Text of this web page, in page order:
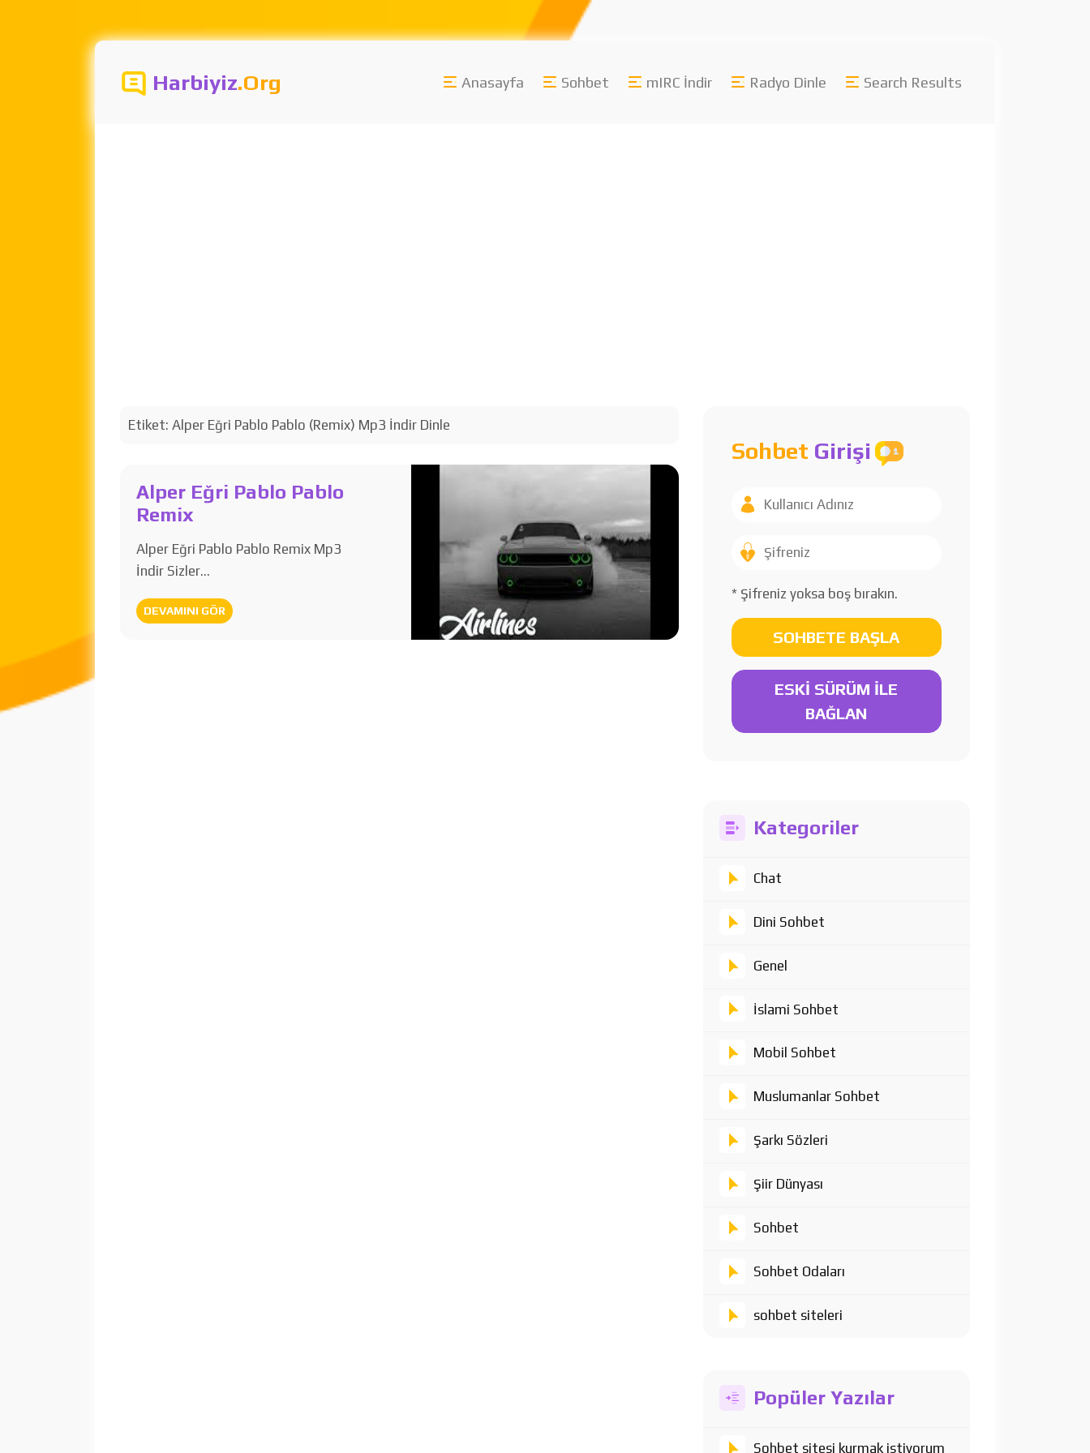
Harbiyiz.Org Anasayfa Sohbet mIRC İndir Radyo Dinle Search Results
Sohbet Girişi
* Şifreniz yoksa boş bırakın.
SOHBETE BAŞLA
ESKİ SÜRÜM İLE
BAĞLAN
Kategoriler
Chat
Dini Sohbet
Genel
İslami Sohbet
Mobil Sohbet
Muslumanlar Sohbet
Şarkı Sözleri
Şiir Dünyası
Sohbet
Sohbet Odaları
sohbet siteleri
Popüler Yazılar
Sohbet sitesi kurmak istiyorum
Etiket:Alper Eğri Pablo Pablo (Remix) Mp3 İndir Dinle
Alper Eğri Pablo Pablo
Remix
Alper Eğri Pablo Pablo Remix Mp3
İndir Sizler…
DEVAMINI GÖR